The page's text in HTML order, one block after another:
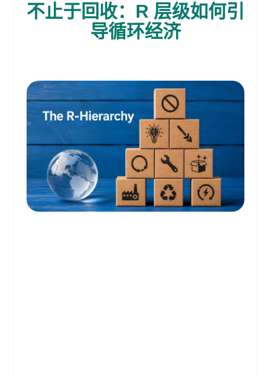
不止于回收：R 层级如何引
导循环经济